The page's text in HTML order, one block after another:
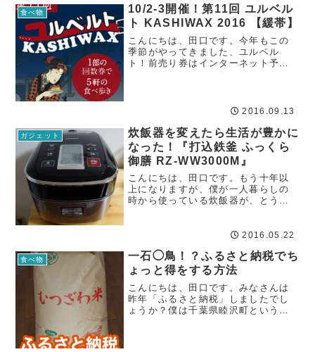
食べ物
10/2-3開催！第11回 ユルベル
ト KASHIWAX 2016 【緩帯】
こんにちは、田口です。今年もこの
季節がやってきました、ユルベル
ト！前売り券はインターネット予約
と過去の記事をご参考ください。ユ
2016.09.13
ガジェット
炊飯器を変えたら生活が豊かに
なった！『打込鉄釜 ふっくら
御膳 RZ-WW3000M』
こんにちは、田口です。もう十年以
上になりますが、僕が一人暮らしの
時から使っている炊飯器が、とうと
2016.05.22
食べ物
一石◯鳥！？ふるさと納税でち
ょっと得をする方法
こんにちは、田口です。みなさんは
昨年「ふるさと納税」しましたでし
ょうか？僕は千葉県睦沢町というと